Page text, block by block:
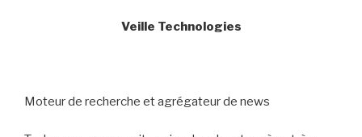
Veille Technologies
Moteur de recherche et agrégateur de news